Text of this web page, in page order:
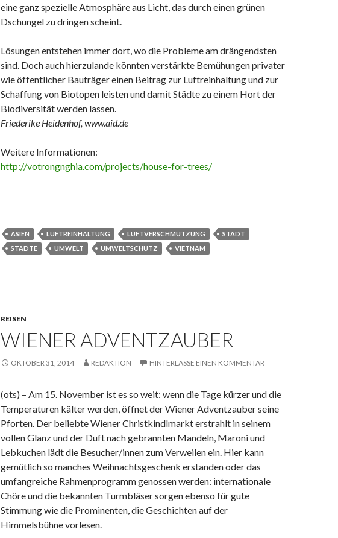
eine ganz spezielle Atmosphäre aus Licht, das durch einen grünen
Dschungel zu dringen scheint.
Lösungen entstehen immer dort, wo die Probleme am drängendsten
sind. Doch auch hierzulande könnten verstärkte Bemühungen privater
wie öffentlicher Bauträger einen Beitrag zur Luftreinhaltung und zur
Schaffung von Biotopen leisten und damit Städte zu einem Hort der
Biodiversität werden lassen.
Friederike Heidenhof, www.aid.de
Weitere Informationen:
http://votrongnghia.com/projects/house-for-trees/
ASIEN LUFTREINHALTUNG LUFTVERSCHMUTZUNG
STADT
STÄDTE
UMWELT UMWELTSCHUTZ VIETNAM
REISEN
WIENER ADVENTZAUBER
OKTOBER 31, 2014 REDAKTION HINTERLASSE EINEN KOMMENTAR
(ots) – Am 15. November ist es so weit: wenn die Tage kürzer und die
Temperaturen kälter werden, öffnet der Wiener Adventzauber seine
Pforten. Der beliebte Wiener Christkindlmarkt erstrahlt in seinem
vollen Glanz und der Duft nach gebrannten Mandeln, Maroni und
Lebkuchen lädt die Besucher/innen zum Verweilen ein. Hier kann
gemütlich so manches Weihnachtsgeschenk erstanden oder das
umfangreiche Rahmenprogramm genossen werden: internationale
Chöre und die bekannten Turmbläser sorgen ebenso für gute
Stimmung wie die Prominenten, die Geschichten auf der
Himmelsbühne vorlesen.